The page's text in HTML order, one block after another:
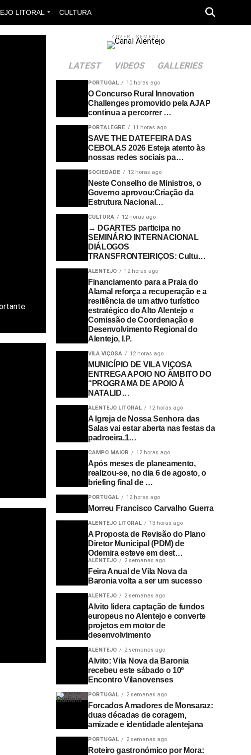
LITORAL CULTURA
ADVERTISEMENT
LATEST VIDEOS GALLERIES
PORTUGAL 10 horas ago
O Concurso Rural Innovation
Challenges promovido pela AJAP
continua a percorrer …
PORTALEGRE 11 horas ago
SAVE THE DATEFEIRA DAS
CEBOLAS 2026 Esteja atento às
nossas redes sociais pa…
SOCIEDADE 12 horas ago
Neste Conselho de Ministros, o
Governo aprovou:Criação da
Estrutura Nacional…
CULTURA 12 horas ago
→ DGARTES participa no
SEMINÁRIO INTERNACIONAL
DIÁLOGOS
TRANSFRONTEIRIÇOS: Cultu…
ALENTEJO 12 horas ago
Financiamento para a Praia do
Alamal reforça a recuperação e a
resiliência de um ativo turístico
estratégico do Alto Alentejo «
Comissão de Coordenação e
Desenvolvimento Regional do
Alentejo, I.P.
VILA VIÇOSA 12 horas ago
MUNICÍPIO DE VILA VIÇOSA
ENTREGA APOIO NO ÂMBITO DO
“PROGRAMA DE APOIO À
NATALID…
ALENTEJO LITORAL 12 horas ago
A Igreja de Nossa Senhora das
Salas vai estar aberta nas festas da
padroeira.1…
CAMPO MAIOR 12 horas ago
Após meses de planeamento,
realizou-se, no dia 6 de agosto, o
briefing final de …
PORTUGAL 12 horas ago
Morreu Francisco Carvalho Guerra
ALENTEJO LITORAL 13 horas ago
A Proposta de Revisão do Plano
Diretor Municipal (PDM) de
Odemira esteve em dest…
ALENTEJO 2 semanas ago
Feira Anual de Vila Nova da
Baronia volta a ser um sucesso
ALENTEJO 2 semanas ago
Alvito lidera captação de fundos
europeus no Alentejo e converte
projetos em motor de
desenvolvimento
ALENTEJO 2 semanas ago
Alvito: Vila Nova da Baronia
recebeu este sábado o 10º
Encontro Vilanovenses
PORTUGAL 2 semanas ago
Forcados Amadores de Monsaraz:
duas décadas de coragem,
amizade e identidade alentejana
PORTUGAL 2 semanas ago
Roteiro gastronómico por Mora: